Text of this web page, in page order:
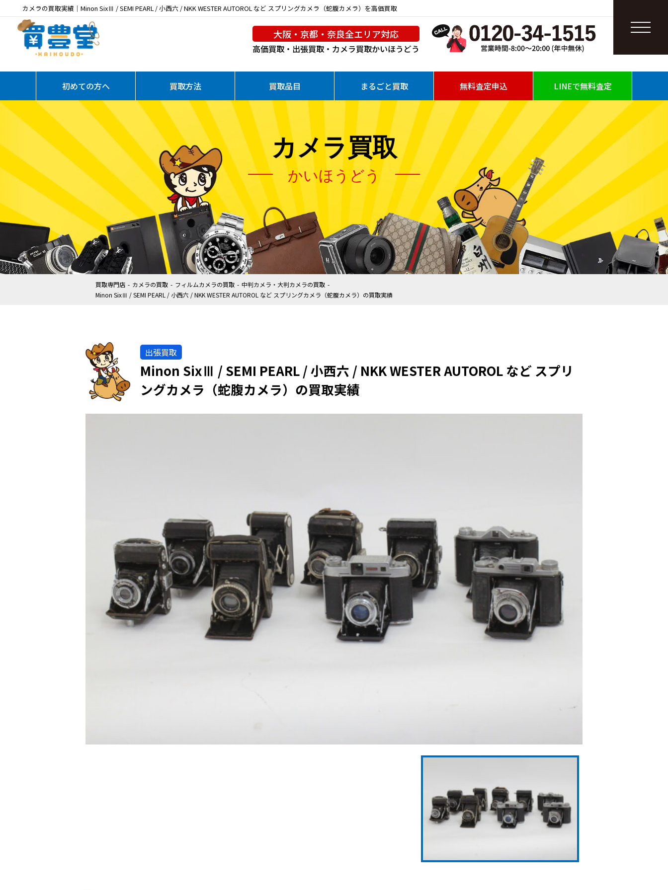
カメラの買取実績｜Minon SixⅢ / SEMI PEARL / 小西六 / NKK WESTER AUTOROL など スプリングカメラ（蛇腹カメラ）を高価買取
大阪・京都・奈良全エリア対応
高価買取・出張買取・カメラ買取かいほうどう
初めての方へ 買取方法 買取品目 まるごと買取 無料査定申込 LINEで無料査定
カメラ買取
かいほうどう
買取専門店 カメラの買取 フィルムカメラの買取
中判カメラ・大判カメラの買取
Minon SixⅢ / SEMI PEARL / 小西六 / NKK WESTER AUTOROL など スプリングカメラ（蛇腹カメラ）の買取実績
出張買取
Minon SixⅢ / SEMI PEARL / 小西六 / NKK WESTER AUTOROL など スプリ
ングカメラ（蛇腹カメラ）の買取実績